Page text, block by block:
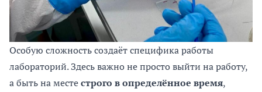
Особую сложность создаёт специфика работы
лабораторий. Здесь важно не просто выйти на работу,
а быть на местестрого в определённое время,